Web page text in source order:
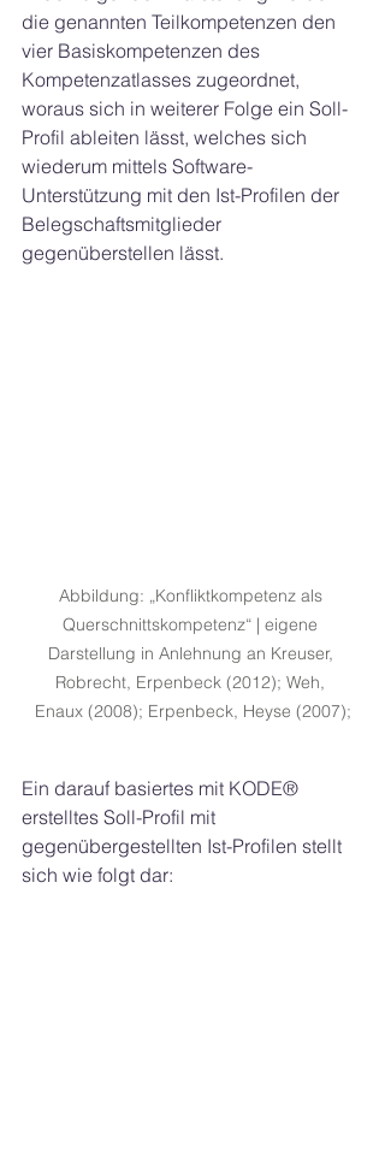
die genannten Teilkompetenzen den
vier Basiskompetenzen des
Kompetenzatlasses zugeordnet,
woraus sich in weiterer Folge ein Soll-
Profil ableiten lässt, welches sich
wiederum mittels Software-
Unterstützung mit den Ist-Profilen der
Belegschaftsmitglieder
gegenüberstellen lässt.
Abbildung: „Konfliktkompetenz als
Querschnittskompetenz“ | eigene
Darstellung in Anlehnung an Kreuser,
Robrecht, Erpenbeck (2012); Weh,
Enaux (2008); Erpenbeck, Heyse (2007);
Ein darauf basiertes mit KODE®
erstelltes Soll-Profil mit
gegenübergestellten Ist-Profilen stellt
sich wie folgt dar: